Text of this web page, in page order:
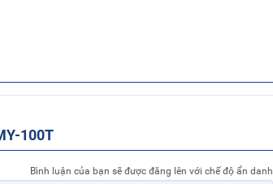
100T
Bình luận của bạn sẽ được đăng lên với chế độ ẩn danh